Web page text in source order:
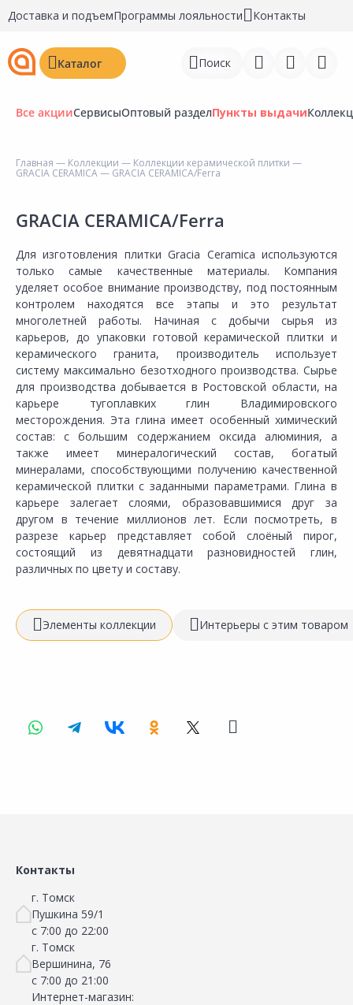
Доставка и подъемПрограммы лояльности Контакты
Каталог Поиск
Регистрация
Перейти к сравнению
Недавно просмотренные
Все акцииСервисыОптовый разделПункты выдачи
Главная — Коллекции — Коллекции керамической плитки —
GRACIA CERAMICA— GRACIA CERAMICA/Ferra
GRACIA CERAMICA/Ferra
Для изготовления плитки Gracia Ceramica используются
только самые качественные материалы. Компания
уделяет особое внимание производству, под постоянным
контролем находятся все этапы и это результат
многолетней работы. Начиная с добычи сырья из
карьеров, до упаковки готовой керамической плитки и
керамического гранита, производитель использует
систему максимально безотходного производства. Сырье
для производства добывается в Ростовской области, на
карьере тугоплавких глин Владимировского
месторождения. Эта глина имеет особенный химический
состав: с большим содержанием оксида алюминия, а
также имеет минералогический состав, богатый
минералами, способствующими получению качественной
керамической плитки с заданными параметрами. Глина в
карьере залегает слоями, образовавшимися друг за
другом в течение миллионов лет. Если посмотреть, в
разрезе карьер представляет собой слоёный пирог,
состоящий из девятнадцати разновидностей глин,
различных по цвету и составу.
Элементы коллекции Интерьеры с этим товаром
Контакты
г. Томск
Пушкина 59/1
с 7:00 до 22:00
г. Томск
Вершинина, 76
с 7:00 до 21:00
Интернет-магазин: